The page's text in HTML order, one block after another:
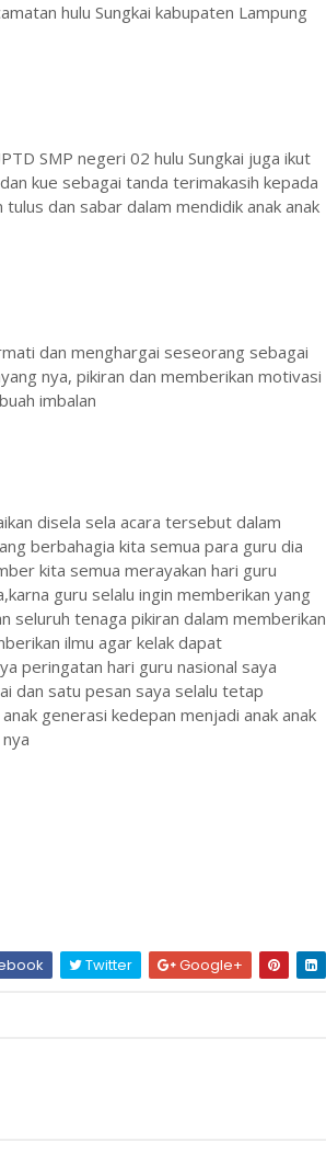
hulu Sungkai kabupaten Lampung
SMP negeri 02 hulu Sungkai juga ikut
kue sebagai tanda terimakasih kepada
dan sabar dalam mendidik anak anak
dan menghargai seseorang sebagai
nya, pikiran dan memberikan motivasi
imbalan
disela sela acara tersebut dalam
berbahagia kita semua para guru dia
kita semua merayakan hari guru
guru selalu ingin memberikan yang
seluruh tenaga pikiran dalam memberikan
ilmu agar kelak dapat
peringatan hari guru nasional saya
dan satu pesan saya selalu tetap
generasi kedepan menjadi anak anak
Twitter Google+